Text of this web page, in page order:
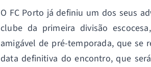
O FC Porto já definiu um dos seus
clube da primeira divisão
amigável de pré-temporada, que se
data definitiva do encontro, que